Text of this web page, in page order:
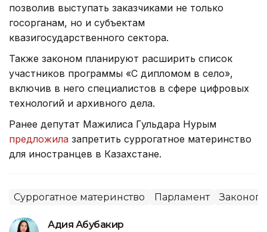
позволив выступать заказчиками не только
госорганам, но и субъектам
квазигосударственного сектора.
Также законом планируют расширить список
участников программы «С дипломом в село»,
включив в него специалистов в сфере цифровых
технологий и архивного дела.
Ранее депутат Мажилиса Гульдара Нурым
предложила запретить суррогатное материнство
для иностранцев в Казахстане.
Суррогатное материнство Парламент
Адия Абубакир